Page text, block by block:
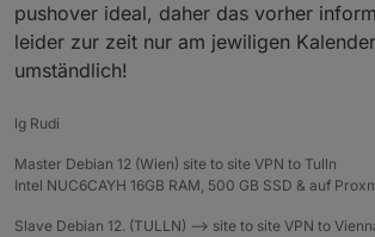
pushover ideal, daher das vorher
leider zur zeit nur am jewiligen
umständlich!
lg Rudi
Master Debian 12 (Wien) site to site VPN to Tulln
Intel NUC6CAYH 16GB RAM, 500 GB SSD & auf
Slave Debian 12. (TULLN) --> site to site VPN to